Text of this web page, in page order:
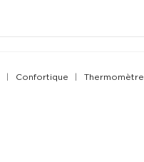
Confortique Thermomètre